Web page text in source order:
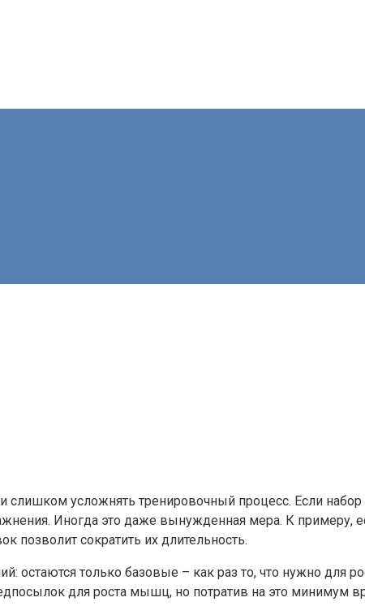
слишком усложнять тренировочный процесс. Если
Иногда это даже вынужденная мера. К примеру,
позволит сократить их длительность.
остаются только базовые – как раз то, что нужно для
для роста мышц, но потратив на это минимум